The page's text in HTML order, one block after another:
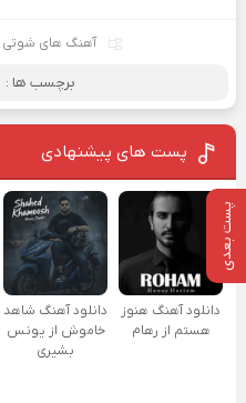
پست بعدی
آهنگ های شوتی
برچسب ها :
پست های پیشنهادی
دانلود آهنگ هنوز
هستم از رهام
دانلود آهنگ شاهد
خاموش از یونس
بشیری